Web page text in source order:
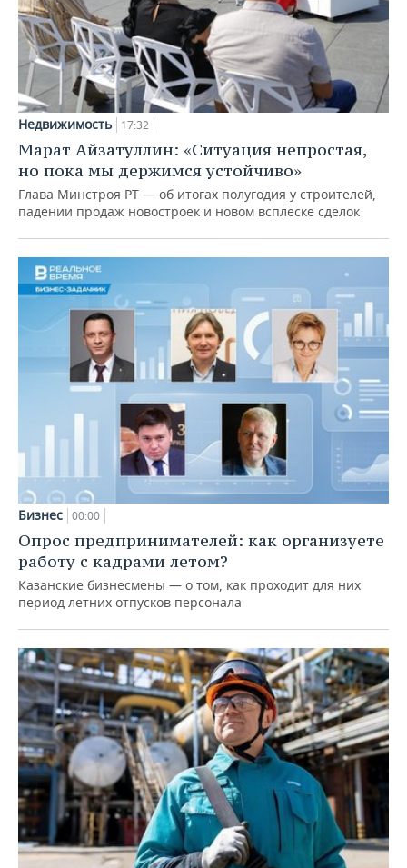
Недвижимость 17:32
Марат Айзатуллин: «Ситуация непростая,
но пока мы держимся устойчиво»
Глава Минстроя РТ — об итогах полугодия у строителей,
падении продаж новостроек и новом всплеске сделок
Бизнес 00:00
Опрос предпринимателей: как организуете
работу с кадрами летом?
Казанские бизнесмены — о том, как проходит для них
период летних отпусков персонала